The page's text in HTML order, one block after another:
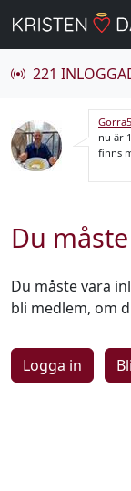
221
nu är
finns
Du
Du måste vara
bli medlem, om
Logga in